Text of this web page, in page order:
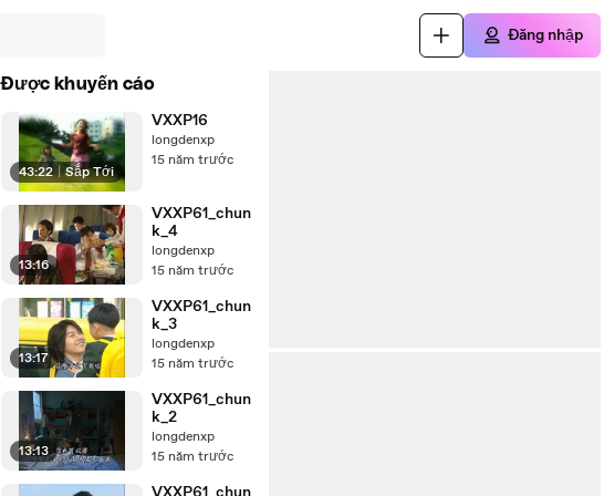
Đăng nhập
Được khuyến cáo
43:22 | Sắp Tới
VXXP16
longdenxp
15 năm trước
13:16
VXXP61_chun
k_4
longdenxp
15 năm trước
13:17
VXXP61_chun
k_3
longdenxp
15 năm trước
13:13
VXXP61_chun
k_2
longdenxp
15 năm trước